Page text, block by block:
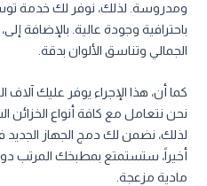
ومدروسة. لذلك، نوفر لك خدمة
باحترافية وجودة عالية. بالإضافة
الجمالي وتناسق الألوان بدقة.
كما أن، هذا الإجراء يوفر عليك آلاف
نحن نتعامل مع كافة أنواع الخزائن
لذلك، نضمن لك دمج الجهاز
أخيراً، ستستمتع بمطبخك المرتب
مادية مزعجة.